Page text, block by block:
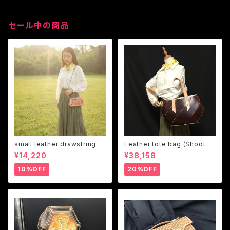
セール中の商品
small leather drawstring b
ag (Shooter13 change the
design)
¥14,220
10%OFF
Leather tote bag (Shooter1
3 change the design)
¥38,158
20%OFF